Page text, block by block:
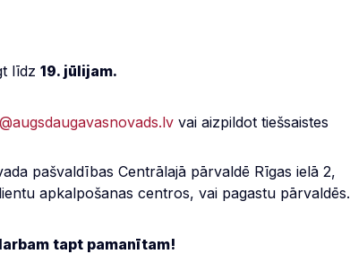
līdz 19. jūlijam.
vai aizpildot tiešsaistes
pašvaldības Centrālajā pārvaldē Rīgas ielā 2,
apkalpošanas centros, vai pagastu pārvaldēs.
tapt pamanītam!